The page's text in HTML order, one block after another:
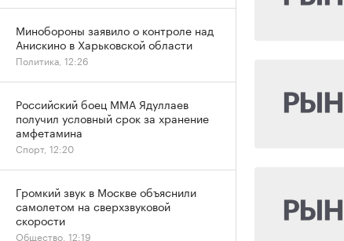
Минобороны заявило о контроле над
Анискино в Харьковской области
Политика, 12:26
Российский боец ММА Ядуллаев
получил условный срок за хранение
амфетамина
Спорт, 12:20
Громкий звук в Москве объяснили
самолетом на сверхзвуковой
скорости
Общество, 12:19